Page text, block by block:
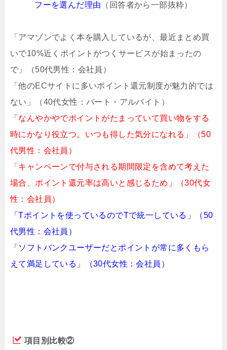
フーを選んだ理由 （回答者から一部抜粋）
「アマゾンでよく本を購入しているが、最近まとめ買
いで10%近くポイントがつくサービスが始まったの
で」（50代男性：会社員）
「他のECサイトに多いポイント還元制度が魅力的では
ない」（40代女性：パート・アルバイト）
「なんやかやでポイントがたまっていて買い物をする
時にかなり役立つ。いつも得した気分になれる」（50
代男性：会社員）
「キャンペーンで付与される期間限定を含めて考えた
場合、ポイント還元率は高いと感じるため」（30代女
性：会社員）
「Tポイントを使っているのでTで統一している」（50
代男性：会社員）
「ソフトバンクユーザーだとポイントが常に多くもら
えて満足している」（30代女性：会社員）
項目別比較②